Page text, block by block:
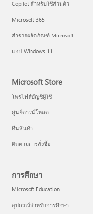
Copilot สำหรับใช้ส่วนตัว
Microsoft 365
สำรวจผลิตภัณฑ์ Microsoft
แอป Windows 11
Microsoft Store
โพรไฟล์บัญชีผู้ใช้
ศูนย์ดาวน์โหลด
คืนสินค้า
ติดตามการสั่งซื้อ
การศึกษา
Microsoft Education
อุปกรณ์สำหรับการศึกษา